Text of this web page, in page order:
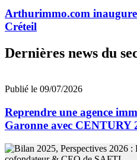
Arthurimmo.com inaugure
Créteil
Dernières news du
Publié le 09/07/2026
Reprendre une agence
Garonne avec CENTURY